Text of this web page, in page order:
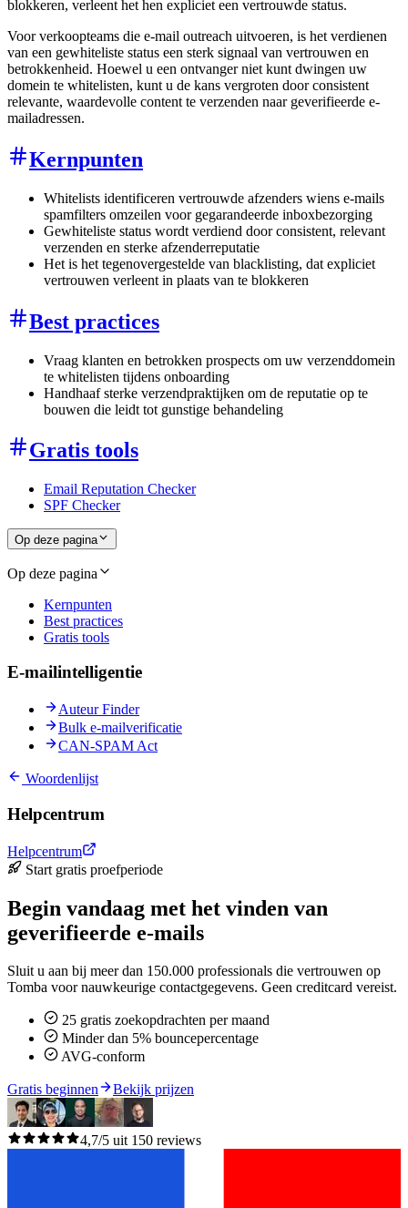
blokkeren, verleent het hen expliciet een vertrouwde status.
Voor verkoopteams die e-mail outreach uitvoeren, is het verdienen
van een gewhiteliste status een sterk signaal van vertrouwen en
betrokkenheid. Hoewel u een ontvanger niet kunt dwingen uw
domein te whitelisten, kunt u de kans vergroten door consistent
relevante, waardevolle content te verzenden naar geverifieerde e-
mailadressen.
Kernpunten
Whitelists identificeren vertrouwde afzenders wiens e-mails
spamfilters omzeilen voor gegarandeerde inboxbezorging
Gewhiteliste status wordt verdiend door consistent, relevant
verzenden en sterke afzenderreputatie
Het is het tegenovergestelde van blacklisting, dat expliciet
vertrouwen verleent in plaats van te blokkeren
Best practices
Vraag klanten en betrokken prospects om uw verzenddomein
te whitelisten tijdens onboarding
Handhaaf sterke verzendpraktijken om de reputatie op te
bouwen die leidt tot gunstige behandeling
Gratis tools
Email Reputation Checker
SPF Checker
Op deze pagina
Op deze pagina
Kernpunten
Best practices
Gratis tools
E-mailintelligentie
Auteur Finder
Bulk e-mailverificatie
CAN-SPAM Act
Woordenlijst
Helpcentrum
Helpcentrum
Start gratis proefperiode
Begin vandaag met het vinden van
geverifieerde e-mails
Sluit u aan bij meer dan 150.000 professionals die vertrouwen op
Tomba voor nauwkeurige contactgegevens. Geen creditcard vereist.
25 gratis zoekopdrachten per maand
Minder dan 5% bouncepercentage
AVG-conform
Gratis beginnen Bekijk prijzen
4,7/5 uit 150 reviews